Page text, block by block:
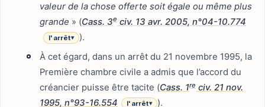
valeur de la chose offerte soit égale ou même plus
grande » (Cass. 3e civ. 13 avr. 2005, n°04-10.774
l'arrêt▾
).
À cet égard, dans un arrêt du 21 novembre 1995, la
Première chambre civile a admis que l’accord du
créancier puisse être tacite (Cass. 1re civ. 21 nov.
1995, n°93-16.554
l'arrêt▾ ).